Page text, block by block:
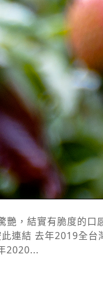
，結實有脆度的口
連結 去年2019全台
2020...